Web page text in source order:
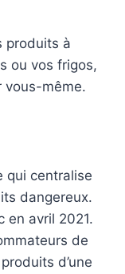
produits à
ou vos frigos,
vous-même.
qui centralise
dangereux.
en avril 2021.
de
d’une